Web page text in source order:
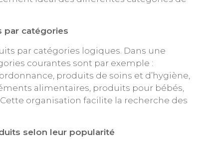
par catégories
par catégories logiques. Dans une
courantes sont par exemple :
produits de soins et d’hygiène,
alimentaires, produits pour bébés,
organisation facilite la recherche des
selon leur popularité